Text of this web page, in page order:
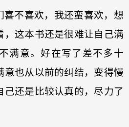
喜不喜欢，我还蛮喜欢，想
，这本书还是很难让自己满
满意。好在写了差不多十
意也从以前的纠结，变得慢
己还是比较认真的，尽力了